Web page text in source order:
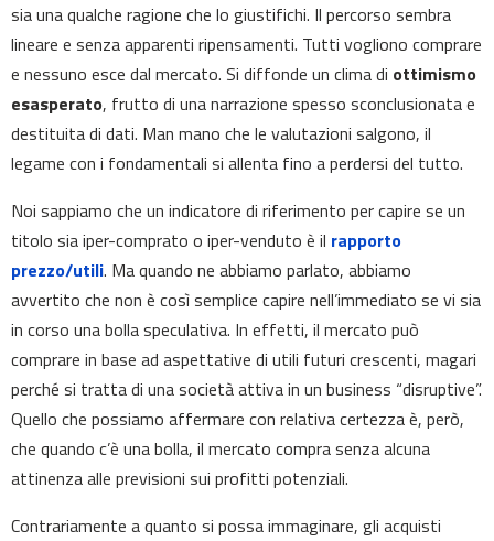
sia una qualche ragione che lo giustifichi. Il percorso sembra
lineare e senza apparenti ripensamenti. Tutti vogliono comprare
e nessuno esce dal mercato. Si diffonde un clima di ottimismo
esasperato, frutto di una narrazione spesso sconclusionata e
destituita di dati. Man mano che le valutazioni salgono, il
legame con i fondamentali si allenta fino a perdersi del tutto.
Noi sappiamo che un indicatore di riferimento per capire se un
titolo sia iper-comprato o iper-venduto è il rapporto
prezzo/utili. Ma quando ne abbiamo parlato, abbiamo
avvertito che non è così semplice capire nell’immediato se vi sia
in corso una bolla speculativa. In effetti, il mercato può
comprare in base ad aspettative di utili futuri crescenti, magari
perché si tratta di una società attiva in un business “disruptive”.
Quello che possiamo affermare con relativa certezza è, però,
che quando c’è una bolla, il mercato compra senza alcuna
attinenza alle previsioni sui profitti potenziali.
Contrariamente a quanto si possa immaginare, gli acquisti